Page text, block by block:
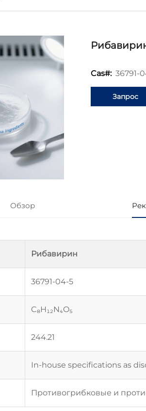
Cas#: 36791-
Запрос
Обзор
Рибавирин
36791-04-5
C₈H₁₂N₄O₅
244.21
In-house specifications as
Противогрибковые и